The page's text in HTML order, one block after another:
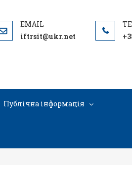
iftrsit@ukr.net
Публічна інформація